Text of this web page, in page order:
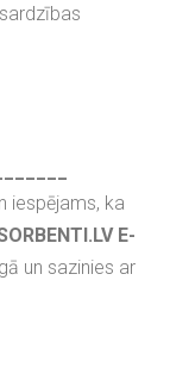
iespējams, ka
E-
un sazinies ar